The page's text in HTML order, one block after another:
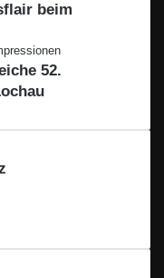
beim
52.